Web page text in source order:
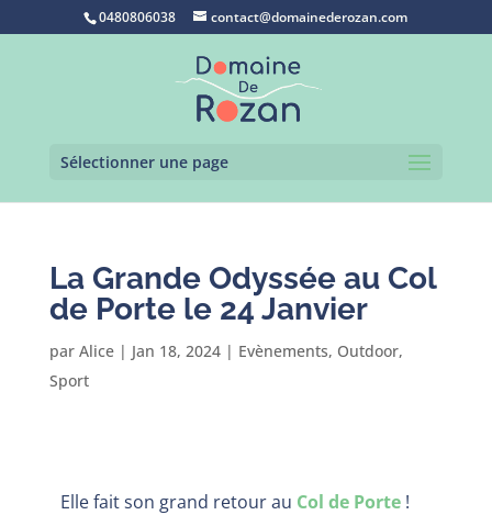
0480806038 contact@domainederozan.com
Sélectionner une page
La Grande Odyssée au Col
de Porte le 24 Janvier
par Alice| Jan 18, 2024| Evènements, Outdoor,
Sport
Elle fait son grand retour au Col de Porte!